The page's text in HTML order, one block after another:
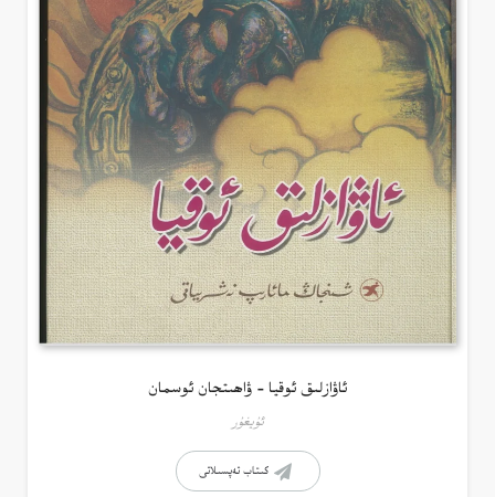
ئاۋازلىق ئوقيا – ۋاھىتجان ئوسمان
ئۇيغۇر
كىتاب تەپسىلاتى